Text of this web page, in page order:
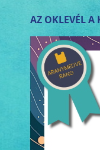
AZ OKLEVÉL A